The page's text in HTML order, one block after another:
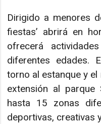
Dirigido a menores
fiestas’ abrirá en
ofrecerá
diferentes edades.
torno al estanque y
extensión al parque
hasta 15 zonas
deportivas, creativas